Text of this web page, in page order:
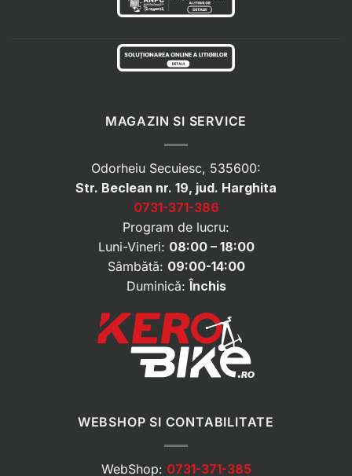
MAGAZIN SI SERVICE
Odorheiu Secuiesc, 535600:
Str. Beclean nr. 19, jud. Harghita
0731-371-386
Program de lucru:
Luni-Vineri: 08:00 – 18:00
Sâmbătă: 09:00-14:00
Duminică:Închis
WEBSHOP SI CONTABILITATE
WebShop: 0731-371-385